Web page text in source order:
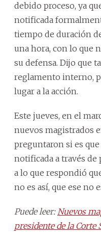
debido proceso, ya
notificada
tiempo de duración
una hora, con lo que
su defensa. Dijo que
reglamento interno,
lugar a la acción.
Este jueves, en el
nuevos magistrados
preguntaron si es
notificada a través
a lo que respondió
no es así, que ese no
Puede leer:Nuevos
presidente de la Corte